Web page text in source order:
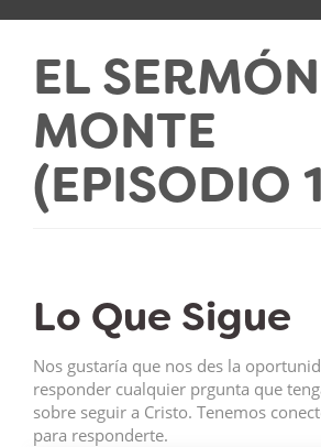
EL
MONTE
(EPISODIO
Lo Que Sigue
Nos gustaría que nos des la
responder cualquier prgunta que
sobre seguir a Cristo. Tenemos
para responderte.